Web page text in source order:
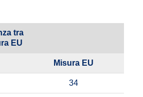
tra
EU
Misura EU
34